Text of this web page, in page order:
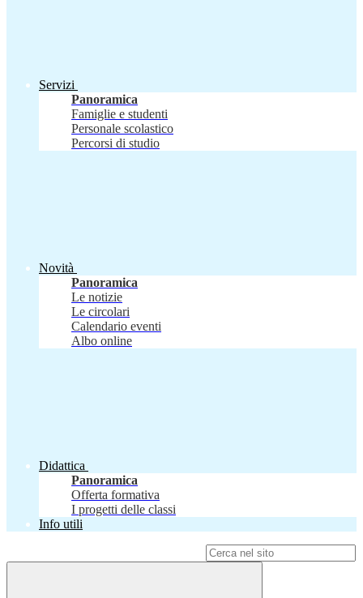
Servizi
Panoramica
Famiglie e studenti
Personale scolastico
Percorsi di studio
Novità
Panoramica
Le notizie
Le circolari
Calendario eventi
Albo online
Didattica
Panoramica
Offerta formativa
I progetti delle classi
Info utili